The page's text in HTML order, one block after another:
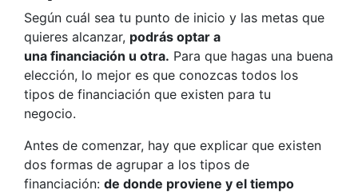
Según cuál sea tu punto de inicio y las metas que
quieres alcanzar, podrás optar a
una financiación u otra. Para que hagas una buena
elección, lo mejor es que conozcas todos los
tipos de financiación que existen para tu
negocio.
Antes de comenzar, hay que explicar que existen
dos formas de agrupar a los tipos de
financiación: de donde proviene y el tiempo